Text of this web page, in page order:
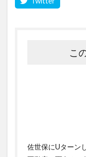
こ
佐世保にUターン